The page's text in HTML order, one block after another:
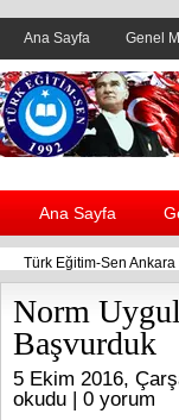
Ana Sayfa Genel
Ana Sayfa
Türk Eğitim-Sen
Norm
Başvurduk
5 Ekim 2016,
okudu | 0 yorum